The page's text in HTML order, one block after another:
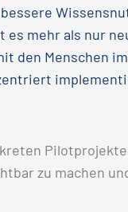
mehr als nur
den Menschen
zu machen